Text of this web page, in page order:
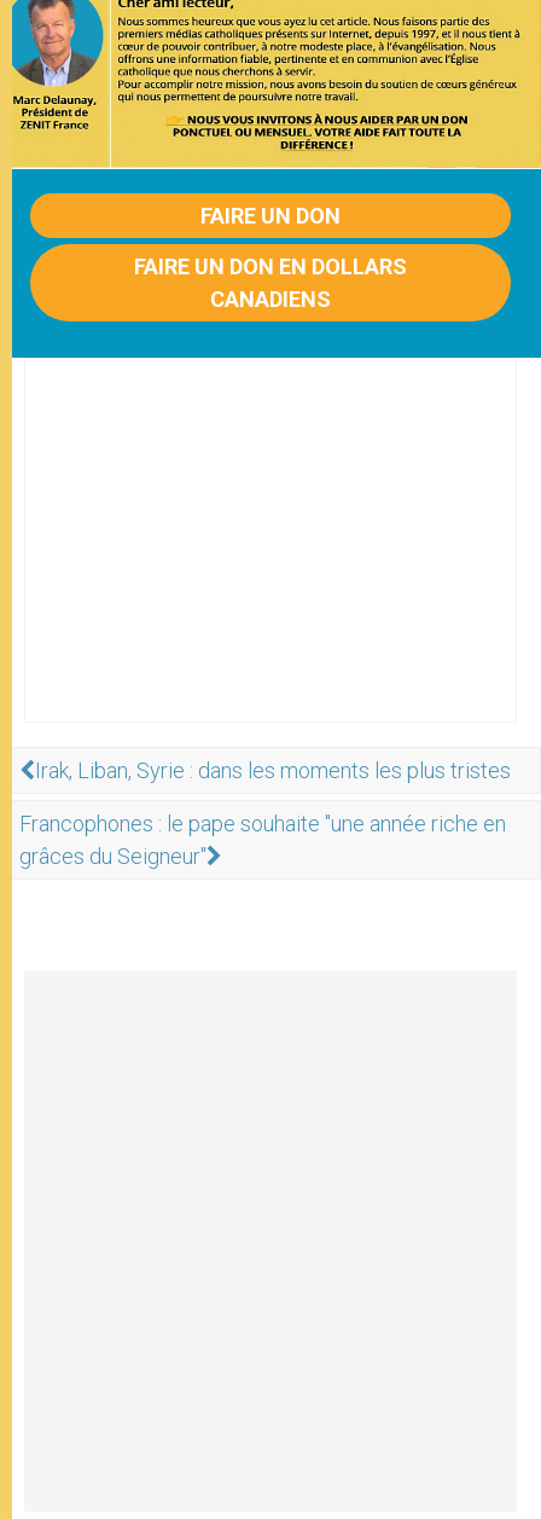
FAIRE UN DON
FAIRE UN DON EN DOLLARS
CANADIENS
Irak, Liban, Syrie : dans les moments les plus tristes
Francophones : le pape souhaite "une année riche en
grâces du Seigneur"